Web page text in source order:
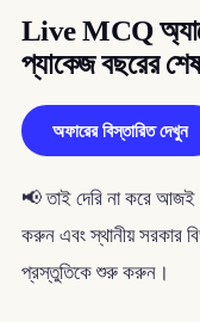
Live MCQ
প্যাকেজ বছরের
অফারের বিস্তারিত দেখুন
📢 তাই দেরি না করে আজই
করুন এবং স্থানীয় সরকার
প্রস্তুতিকে শুরু করুন।